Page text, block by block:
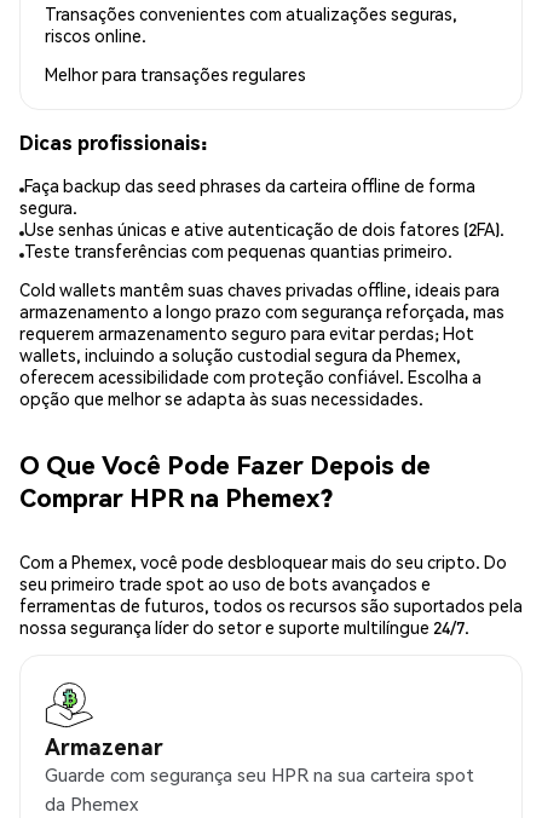
Transações convenientes com atualizações seguras,
riscos online.
Melhor para transações regulares
Dicas profissionais:
Faça backup das seed phrases da carteira offline de forma
segura.
Use senhas únicas e ative autenticação de dois fatores (2FA).
Teste transferências com pequenas quantias primeiro.
Cold wallets mantêm suas chaves privadas offline, ideais para
armazenamento a longo prazo com segurança reforçada, mas
requerem armazenamento seguro para evitar perdas; Hot
wallets, incluindo a solução custodial segura da Phemex,
oferecem acessibilidade com proteção confiável. Escolha a
opção que melhor se adapta às suas necessidades.
O Que Você Pode Fazer Depois de
Comprar HPR na Phemex?
Com a Phemex, você pode desbloquear mais do seu cripto. Do
seu primeiro trade spot ao uso de bots avançados e
ferramentas de futuros, todos os recursos são suportados pela
nossa segurança líder do setor e suporte multilíngue 24/7.
Armazenar
Guarde com segurança seu HPR na sua carteira spot
da Phemex